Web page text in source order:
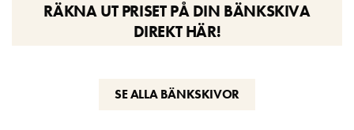
RÄKNA UT PRISET PÅ DIN BÄNKSKIVA
DIREKT HÄR!
SE ALLA BÄNKSKIVOR